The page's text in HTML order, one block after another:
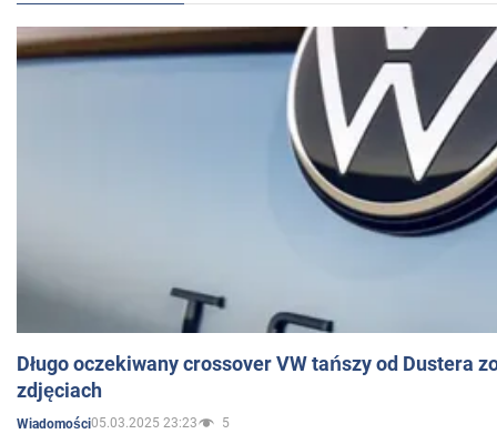
Długo oczekiwany crossover VW tańszy od Dustera
zdjęciach
Wiadomości05.03.2025 23:23 5